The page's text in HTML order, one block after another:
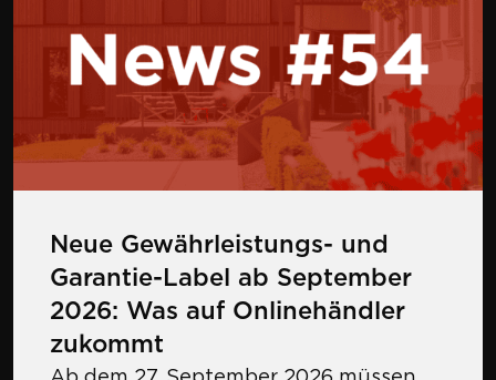
Neue Gewährleistungs- und
Garantie-Label ab September
2026: Was auf Onlinehändler
zukommt